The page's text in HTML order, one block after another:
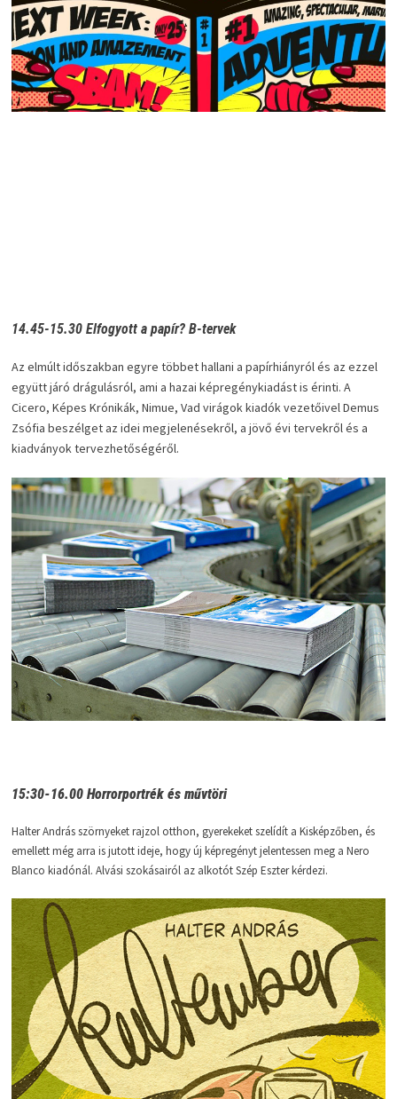
14.45-15.30 Elfogyott a papír? B-tervek
Az elmúlt időszakban egyre többet hallani a papírhiányról és az ezzel
együtt járó drágulásról, ami a hazai képregénykiadást is érinti. A
Cicero, Képes Krónikák, Nimue, Vad virágok kiadók vezetőivel Demus
Zsófia beszélget az idei megjelenésekről, a jövő évi tervekről és a
kiadványok tervezhetőségéről.
15:30-16.00 Horrorportrék és művtöri
Halter András szörnyeket rajzol otthon, gyerekeket szelídít a Kisképzőben, és
emellett még arra is jutott ideje, hogy új képregényt jelentessen meg a Nero
Blanco kiadónál. Alvási szokásairól az alkotót Szép Eszter kérdezi.